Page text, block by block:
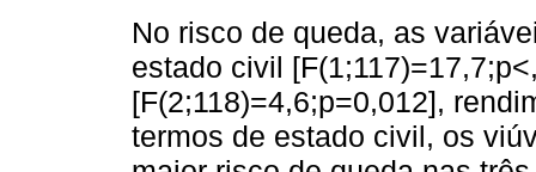
No risco de queda, as
estado civil
[F(2;118)=4,6;p=0,012],
termos de estado civil, os